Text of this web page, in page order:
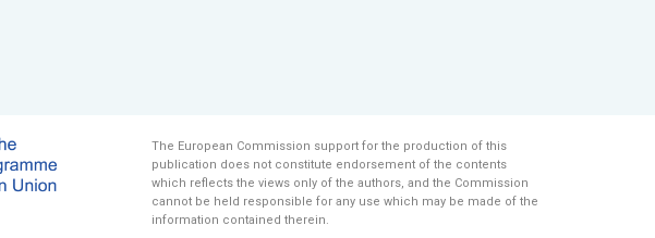
The European Commission support for the production of this
publication does not constitute endorsement of the contents
which reflects the views only of the authors, and the Commission
cannot be held responsi­ble for any use which may be made of the
information contained therein.